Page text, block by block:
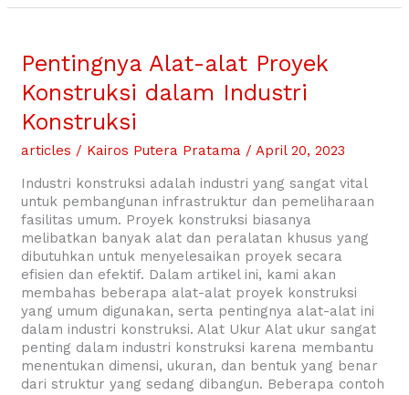
Pentingnya Alat-alat Proyek
Konstruksi dalam Industri
Konstruksi
articles / Kairos Putera Pratama /April 20, 2023
Industri konstruksi adalah industri yang sangat vital
untuk pembangunan infrastruktur dan pemeliharaan
fasilitas umum. Proyek konstruksi biasanya
melibatkan banyak alat dan peralatan khusus yang
dibutuhkan untuk menyelesaikan proyek secara
efisien dan efektif. Dalam artikel ini, kami akan
membahas beberapa alat-alat proyek konstruksi
yang umum digunakan, serta pentingnya alat-alat ini
dalam industri konstruksi. Alat Ukur Alat ukur sangat
penting dalam industri konstruksi karena membantu
menentukan dimensi, ukuran, dan bentuk yang benar
dari struktur yang sedang dibangun. Beberapa contoh
Alat-
alat
Proyek
dalam
Industri